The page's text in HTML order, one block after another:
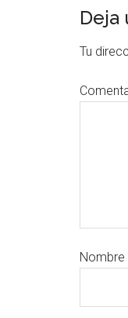
Deja
Tu
Nombre